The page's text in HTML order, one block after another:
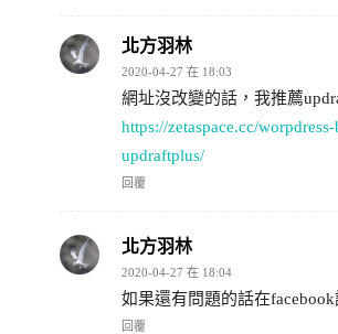
北方羽林
2020-04-27 在 18:03
網址沒改變的話，我推薦
https://zetaspace.cc/
updraftplus/
回覆
北方羽林
2020-04-27 在 18:04
如果還有問題的話在facebook
回覆